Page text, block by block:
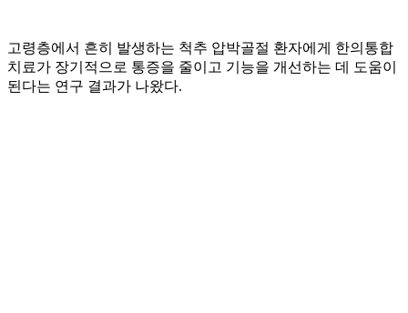
고령층에서 흔히 발생하는 척추 압박골절 환자에게 한의통합
치료가 장기적으로 통증을 줄이고 기능을 개선하는 데 도움이
된다는 연구 결과가 나왔다.